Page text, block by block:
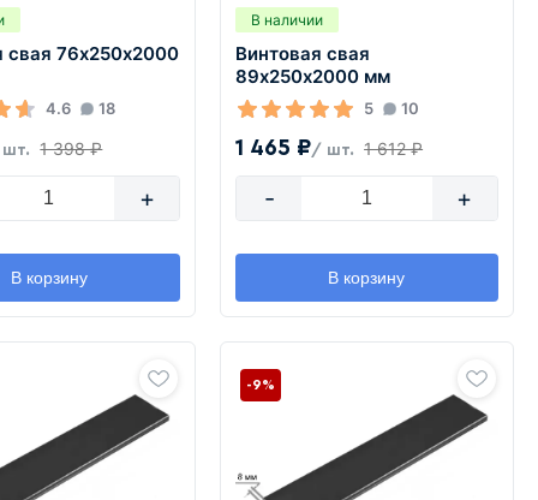
свая 76х250х2000
4.6 18
1 398 ₽
+
В корзину
В наличии
Винтовая свая
89х250х2000 мм
5 10
1 465 ₽/ шт. 1 612 ₽
- +
В корзину
-9%